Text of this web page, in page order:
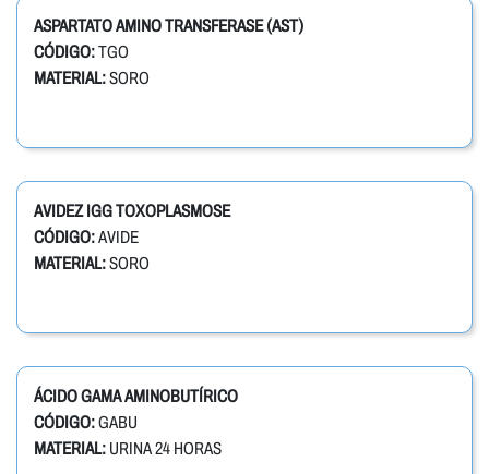
ASPARTATO AMINO TRANSFERASE (AST)
CÓDIGO:TGO
MATERIAL:SORO
AVIDEZ IGG TOXOPLASMOSE
CÓDIGO:AVIDE
MATERIAL:SORO
ÁCIDO GAMA AMINOBUTÍRICO
CÓDIGO:GABU
MATERIAL: URINA 24 HORAS